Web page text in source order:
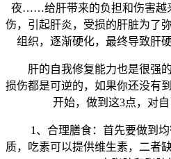
夜……给肝带来的负担和伤害越
伤，引起肝炎，受损的肝脏为了
组织，逐渐硬化，最终导致
肝的自我修复能力也是很强的
损伤都是可逆的，如果你还没有
开始，做到这3点，对自
1、合理膳食：首先要做到均
质，吃素可以提供维生素，二者